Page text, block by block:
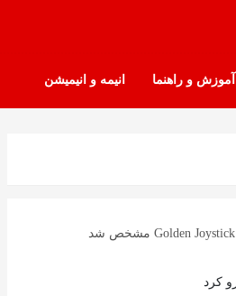
آموزش و راهنما انیمه و انیمیشن